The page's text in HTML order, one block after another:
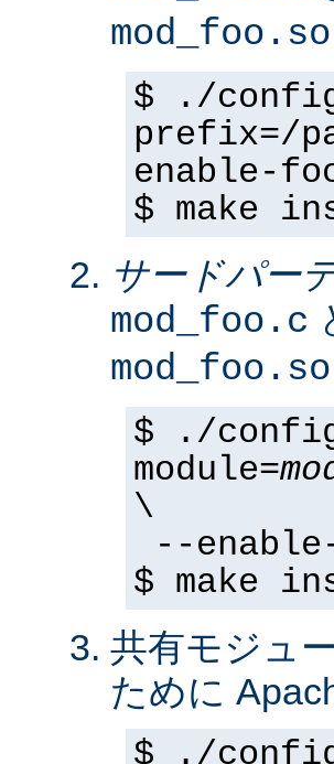
mod_foo.so
$ ./
prefix=/
enable-
$ make
サードパー
mod_foo.c
mod_foo.so
$ ./
module=
\
--
$ make
共有モジュ
ために
$ ./